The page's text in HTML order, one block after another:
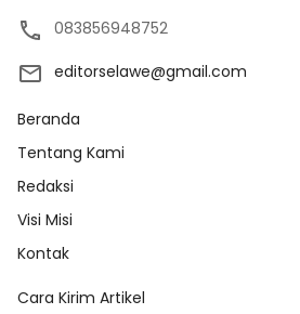
083856948752
editorselawe@gmail.com
Beranda
Tentang Kami
Redaksi
Visi Misi
Kontak
Cara Kirim Artikel